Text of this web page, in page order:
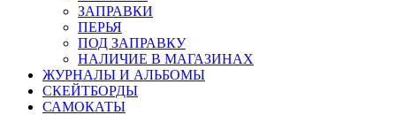
ЗАПРАВКИ
ПЕРЬЯ
ПОД ЗАПРАВКУ
НАЛИЧИЕ В МАГАЗИНАХ
ЖУРНАЛЫ И АЛЬБОМЫ
СКЕЙТБОРДЫ
САМОКАТЫ